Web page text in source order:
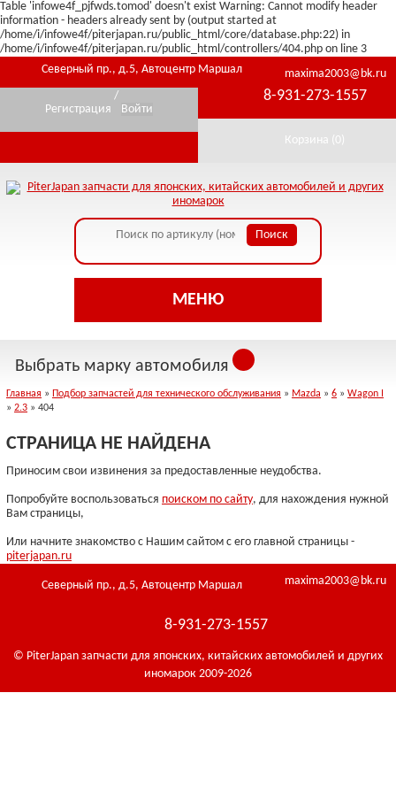
Table 'infowe4f_pjfwds.tomod' doesn't exist Warning: Cannot modify header
information - headers already sent by (output started at
/home/i/infowe4f/piterjapan.ru/public_html/core/database.php:22) in
/home/i/infowe4f/piterjapan.ru/public_html/controllers/404.php on line 3
Северный пр., д.5, Автоцентр Маршал
maxima2003@bk.ru
8-931-273-1557
Регистрация
/
Войти
Корзина (0)
МЕНЮ
Выбрать марку автомобиля
Главная » Подбор запчастей для технического обслуживания » Mazda » 6 » Wagon I
» 2.3 » 404
СТРАНИЦА НЕ НАЙДЕНА
Приносим свои извинения за предоставленные неудобства.
Попробуйте воспользоваться поиском по сайту, для нахождения нужной
Вам страницы,
Или начните знакомство с Нашим сайтом с его главной страницы -
piterjapan.ru
Северный пр., д.5, Автоцентр Маршал maxima2003@bk.ru
8-931-273-1557
© PiterJapan запчасти для японских, китайских автомобилей и других
иномарок 2009-2026